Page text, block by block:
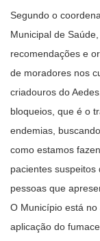
Segundo o
Municipal de
recomendações e
de moradores nos
criadouros do
bloqueios, que é o
endemias,
como estamos
pacientes
pessoas que
O Município está
aplicação do fumace.